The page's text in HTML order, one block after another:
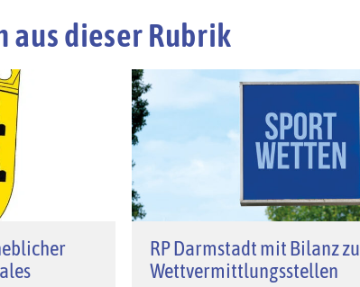
aus dieser Rubrik
RP Darmstadt mit Bilanz zu
Wettvermittlungsstellen